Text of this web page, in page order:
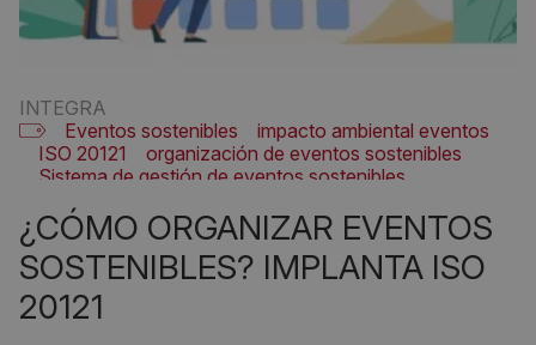
INTEGRA
Eventos sostenibles
impacto ambiental eventos
ISO 20121
organización de eventos sostenibles
Sistema de gestión de eventos sostenibles
¿CÓMO ORGANIZAR EVENTOS
SOSTENIBLES? IMPLANTA ISO
20121